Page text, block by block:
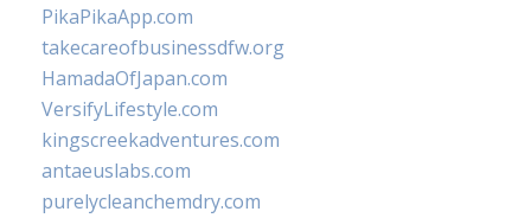
PikaPikaApp.com
takecareofbusinessdfw.org
HamadaOfJapan.com
VersifyLifestyle.com
kingscreekadventures.com
antaeuslabs.com
purelycleanchemdry.com